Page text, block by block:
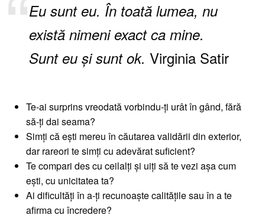
Eu sunt eu. În toată lumea, nu
există nimeni exact ca mine.
Sunt eu și sunt ok. Virginia Satir
Te-ai surprins vreodată vorbindu-ți urât în gând, fără
să-ți dai seama?
Simți că ești mereu în căutarea validării din exterior,
dar rareori te simți cu adevărat suficient?
Te compari des cu ceilalți și uiți să te vezi așa cum
ești, cu unicitatea ta?
Ai dificultăți în a-ți recunoaște calitățile sau în a te
afirma cu încredere?